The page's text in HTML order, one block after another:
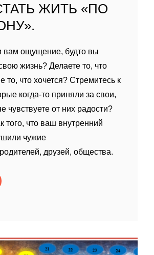
ЖИТЬ «ПО
вам ощущение, будто вы
жизнь? Делаете то, что
то, что хочется? Стремитесь к
когда‑то приняли за свои,
чувствуете от них радости?
того, что ваш внутренний
чужие
друзей, общества.